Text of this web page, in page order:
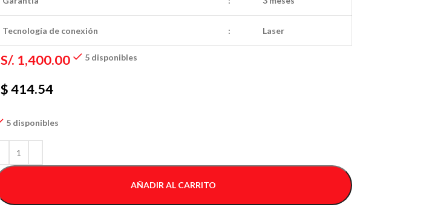
Tecnología de conexión : Laser
S/. 1,400.00
$ 414.54
5 disponibles
5 disponibles
AÑADIR AL CARRITO